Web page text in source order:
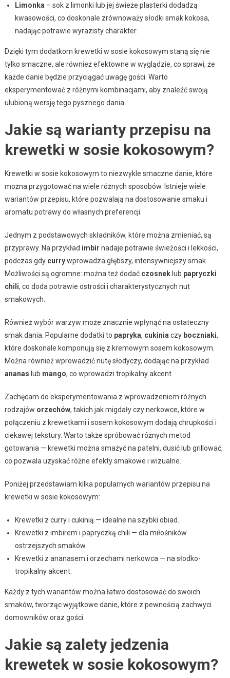
Limonka – sok z limonki lub jej świeże plasterki dodadzą
kwasowości, co doskonale zrównoważy słodki smak kokosa,
nadając potrawie wyrazisty charakter.
Dzięki tym dodatkom krewetki w sosie kokosowym staną się nie
tylko smaczne, ale również efektowne w wyglądzie, co sprawi, że
każde danie będzie przyciągać uwagę gości. Warto
eksperymentować z różnymi kombinacjami, aby znaleźć swoją
ulubioną wersję tego pysznego dania.
Jakie są warianty przepisu na
krewetki w sosie kokosowym?
Krewetki w sosie kokosowym to niezwykle smaczne danie, które
można przygotować na wiele różnych sposobów. Istnieje wiele
wariantów przepisu, które pozwalają na dostosowanie smaku i
aromatu potrawy do własnych preferencji.
Jednym z podstawowych składników, które można zmieniać, są
przyprawy. Na przykład imbir nadaje potrawie świeżości i lekkości,
podczas gdy currywprowadza głębszy, intensywniejszy smak.
Możliwości są ogromne: można też dodać czosneklub papryczki
chili, co doda potrawie ostrości i charakterystycznych nut
smakowych.
Również wybór warzyw może znacznie wpłynąć na ostateczny
smak dania. Popularne dodatki to papryka, cukinia czy boczniaki,
które doskonale komponują się z kremowym sosem kokosowym.
Można również wprowadzić nutę słodyczy, dodając na przykład
ananas lub mango, co wprowadzi tropikalny akcent.
Zachęcam do eksperymentowania z wprowadzeniem różnych
rodzajów orzechów, takich jak migdały czy nerkowce, które w
połączeniu z krewetkami i sosem kokosowym dodają chrupkości i
ciekawej tekstury. Warto także spróbować różnych metod
gotowania — krewetki można smażyć na patelni, dusić lub grillować,
co pozwala uzyskać różne efekty smakowe i wizualne.
Poniżej przedstawiam kilka popularnych wariantów przepisu na
krewetki w sosie kokosowym:
Krewetki z curry i cukinią — idealne na szybki obiad.
Krewetki z imbirem i papryczką chili — dla miłośników
ostrzejszych smaków.
Krewetki z ananasem i orzechami nerkowca — na słodko-
tropikalny akcent.
Każdy z tych wariantów można łatwo dostosować do swoich
smaków, tworząc wyjątkowe danie, które z pewnością zachwyci
domowników oraz gości.
Jakie są zalety jedzenia
krewetek w sosie kokosowym?